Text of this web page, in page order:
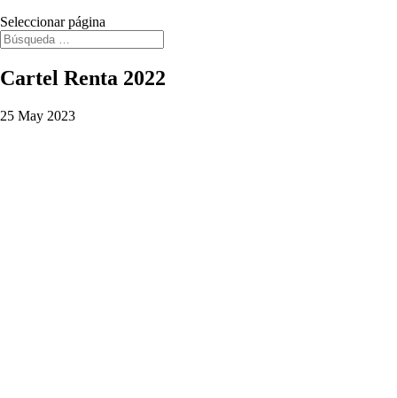
Seleccionar página
Cartel Renta 2022
25 May 2023